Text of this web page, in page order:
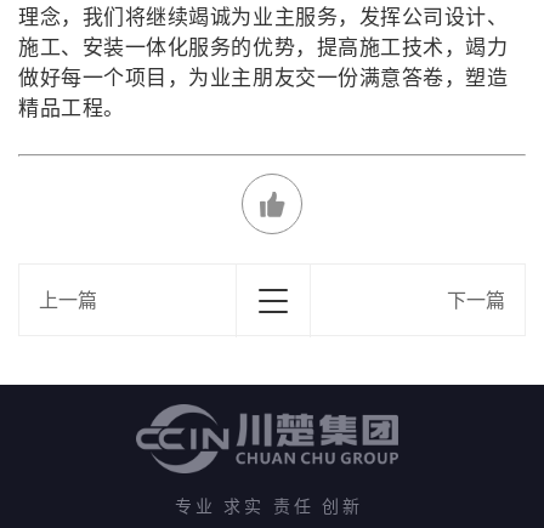
理念，我们将继续竭诚为业主服务，发挥公司设计、
施工、安装一体化服务的优势，提高施工技术，竭力
做好每一个项目，为业主朋友交一份满意答卷，塑造
精品工程。
上一篇 下一篇
专业 求实 责任 创新